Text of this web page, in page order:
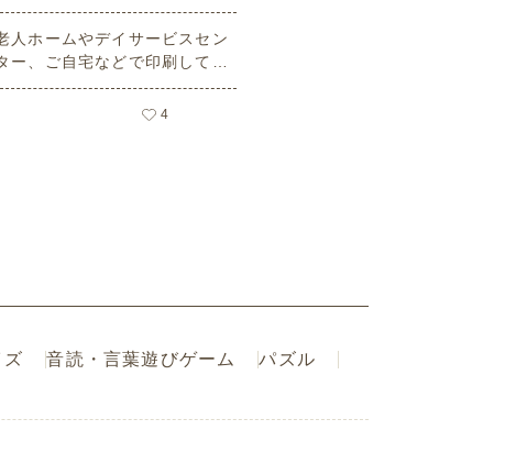
ク素材)
人ホームやデイサービスセン
ー、ご自宅などで印刷してお
いいただける無料の高齢者向
け介護レク素材（塗り絵・上
4
ズ 音読・言葉遊びゲーム
パズル